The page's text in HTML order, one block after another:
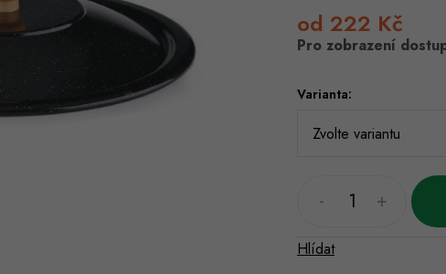
od 222 Kč
cena:
Varianta:
Pro zobrazení
Hlídat